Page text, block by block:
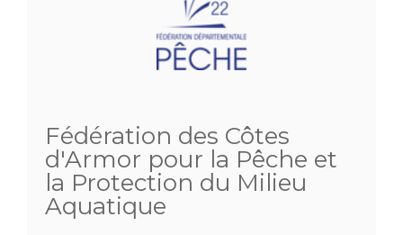
Fédération des Côtes
d'Armor pour la Pêche et
la Protection du Milieu
Aquatique